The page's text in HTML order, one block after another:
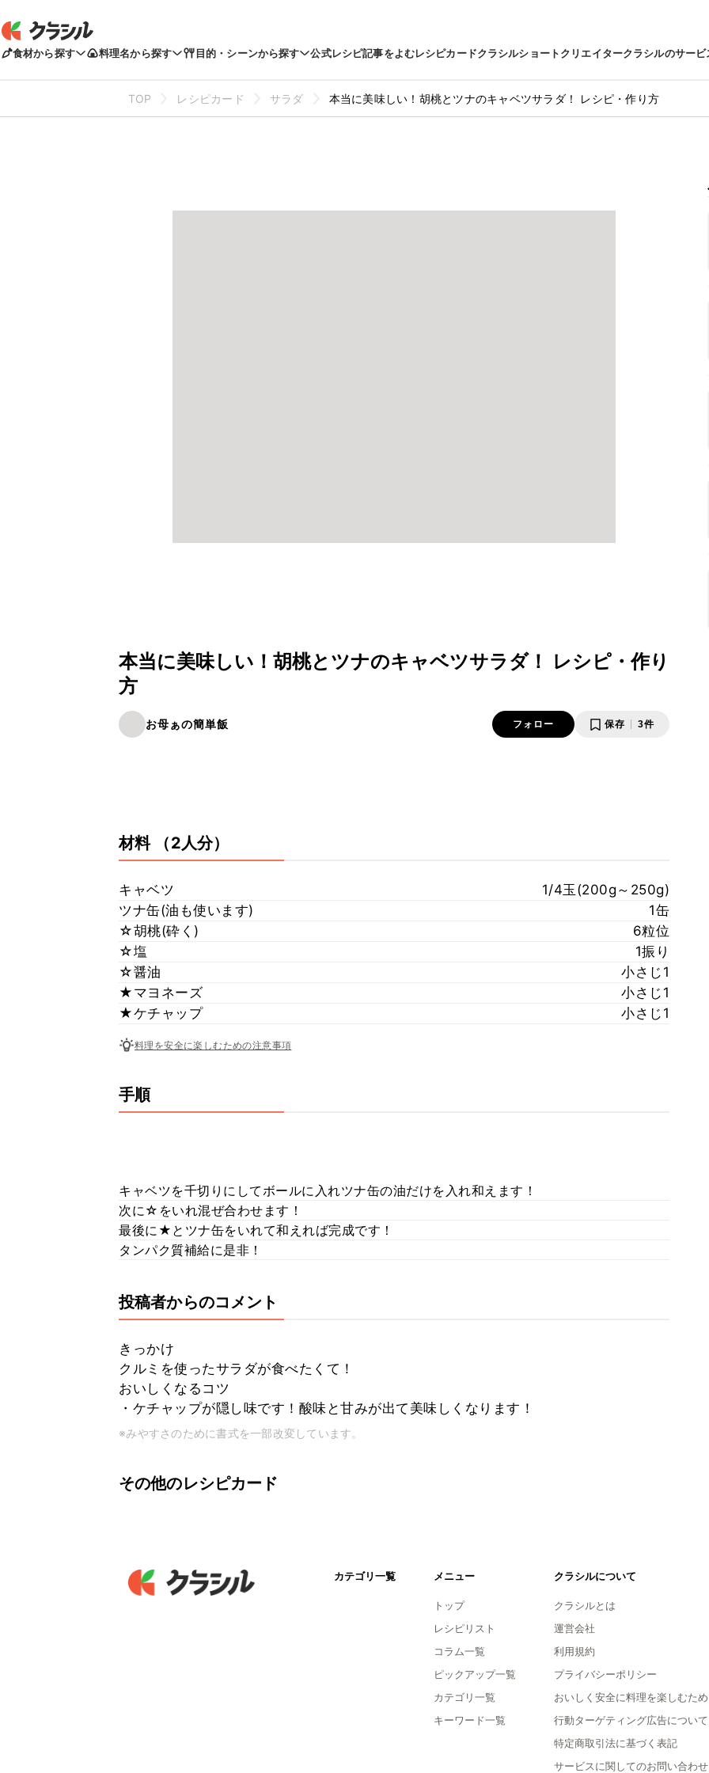
食材から探す 料理名から探す 目的・シーンから探す 公式レシピ記事をよむレシピカードクラシルショートクリエイタークラシルのサービ
TOP レシピカード サラダ 本当に美味しい！胡桃とツナのキャベツサラダ！ レシピ・作り方
本当に美味しい！胡桃とツナのキャベツサラダ！ レシピ・作り
方
お母ぁの簡単飯 フォロー 保存 3件
材料 （2人分）
キャベツ
1/4玉(200g～250g)
ツナ缶(油も使います)
1缶
☆胡桃(砕く)
6粒位
☆塩
1振り
☆醤油
小さじ1
★マヨネーズ
小さじ1
★ケチャップ
小さじ1
料理を安全に楽しむための注意事項
手順
キャベツを千切りにしてボールに入れツナ缶の油だけを入れ和えます！
次に☆をいれ混ぜ合わせます！
最後に★とツナ缶をいれて和えれば完成です！
タンパク質補給に是非！
投稿者からのコメント
きっかけ
クルミを使ったサラダが食べたくて！
おいしくなるコツ
・ケチャップが隠し味です！酸味と甘みが出て美味しくなります！
※みやすさのために書式を一部改変しています。
その他のレシピカード
カテゴリ一覧 メニュー
トップ
レシピリスト
コラム一覧
ピックアップ一覧
カテゴリ一覧
キーワード一覧
クラシルについて
クラシルとは
運営会社
利用規約
プライバシーポリシー
おいしく安全に料理を楽しむため
行動ターゲティング広告について
特定商取引法に基づく表記
サービスに関してのお問い合わせ